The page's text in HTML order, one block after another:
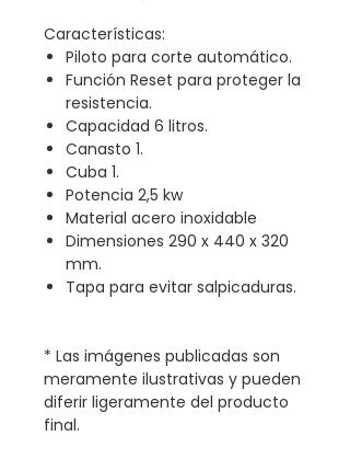
Características:
Piloto para corte automático.
Función Reset para proteger la
resistencia.
Capacidad 6 litros.
Canasto 1.
Cuba 1.
Potencia 2,5 kw
Material acero inoxidable
Dimensiones 290 x 440 x 320
mm.
Tapa para evitar salpicaduras.
* Las imágenes publicadas son
meramente ilustrativas y pueden
diferir ligeramente del producto
final.